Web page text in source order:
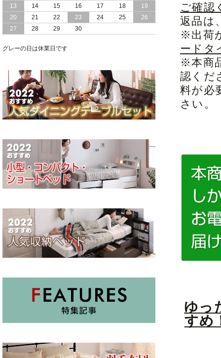
ご確認
返品は
※出荷
ードタ
※本商
認くだ
料が必
さい。
ゆっ
すめ
13
14 15 16 17 18
19
20
21 22 23 24 25
26
27
28 29 30
グレーの日は休業日です